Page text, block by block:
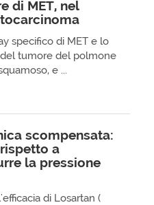
di MET, nel
specifico di MET e lo
tumore del polmone
e ...
scompensata:
a
la pressione
di Losartan (